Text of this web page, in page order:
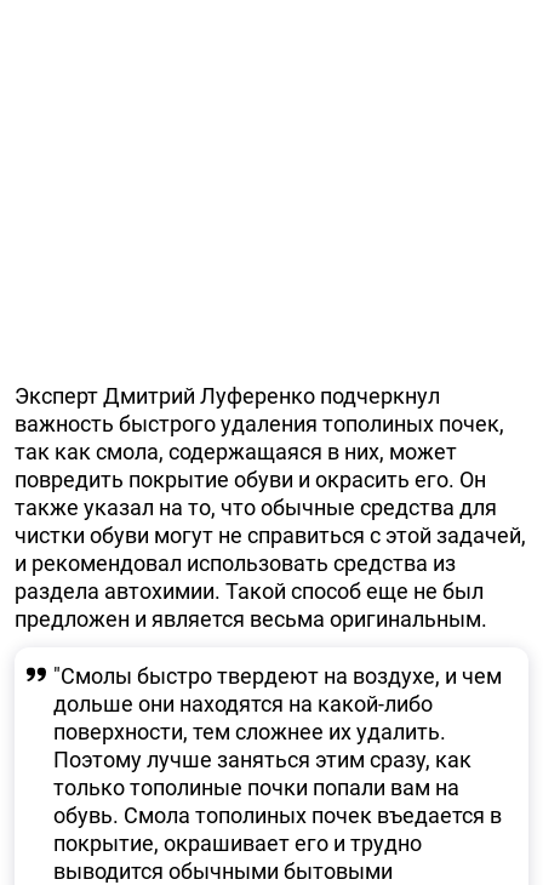
Эксперт Дмитрий Луференко подчеркнул
важность быстрого удаления тополиных почек,
так как смола, содержащаяся в них, может
повредить покрытие обуви и окрасить его. Он
также указал на то, что обычные средства для
чистки обуви могут не справиться с этой задачей,
и рекомендовал использовать средства из
раздела автохимии. Такой способ еще не был
предложен и является весьма оригинальным.
"Смолы быстро твердеют на воздухе, и чем
дольше они находятся на какой-либо
поверхности, тем сложнее их удалить.
Поэтому лучше заняться этим сразу, как
только тополиные почки попали вам на
обувь. Смола тополиных почек въедается в
покрытие, окрашивает его и трудно
выводится обычными бытовыми